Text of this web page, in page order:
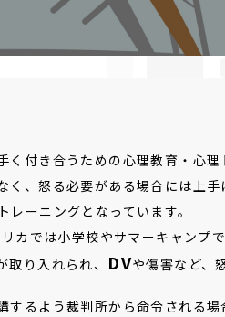
く付き合うための心理教育・心理
く、怒る必要がある場合には上手
ーニングとなっています。
カでは小学校やサマーキャンプ
り入れられ、 DVや傷害など、
るよう裁判所から命令される場